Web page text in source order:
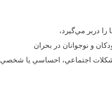
دربر مي‌گيرد،
و نوجوانان در بحران
مشکلات اجتماعي، احساسي يا شخصي